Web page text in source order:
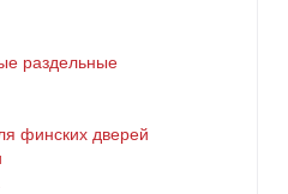
раздельные
финских дверей